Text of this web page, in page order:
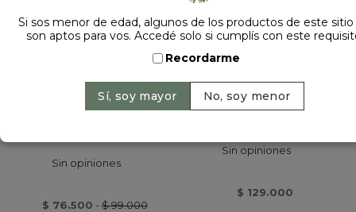
COMBO CON
Sin opiniones
$ 76.500 -$ 99.000
CANASTA FRUTAL III
Sin opiniones
$ 129.000
Si sos menor de edad, algunos de los productos de este
son aptos para vos. Accedé solo si cumplís con este
Recordarme